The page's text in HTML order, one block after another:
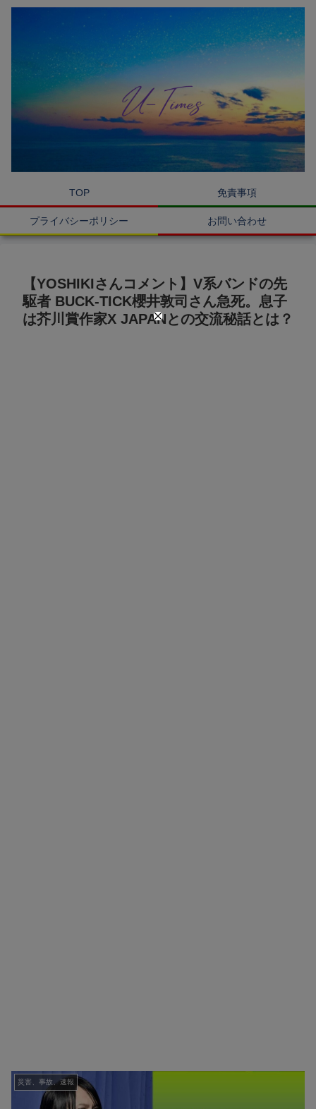
TOP 免責事項
プライバシーポリシー お問い合わせ
【YOSHIKIさんコメント】V系バンドの先
駆者 BUCK-TICK櫻井敦司さん急死。息子
は芥川賞作家X JAPANとの交流秘話とは？
災害、事故、速報